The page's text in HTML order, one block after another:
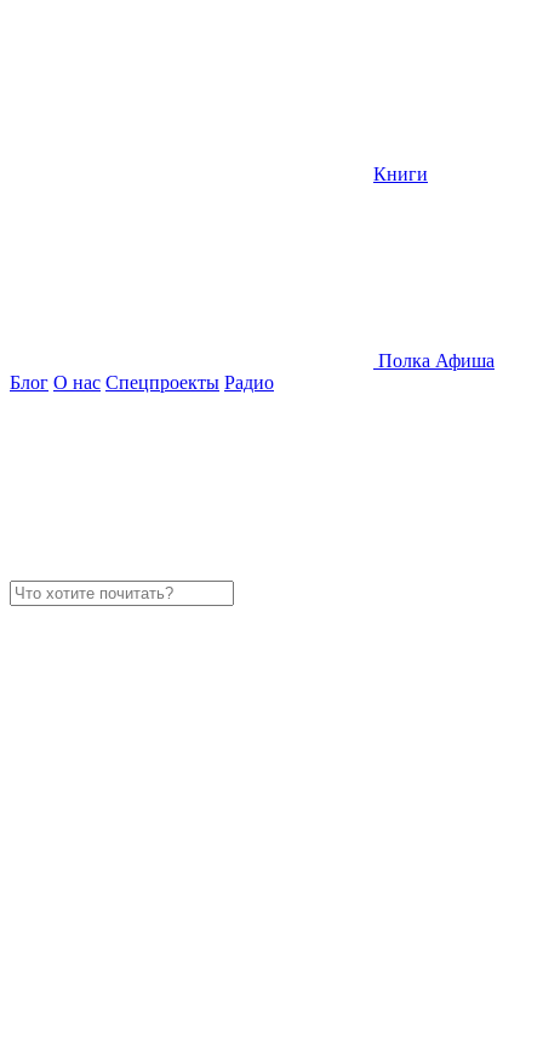
Книги
Полка Афиша
Блог О нас Спецпроекты Радио